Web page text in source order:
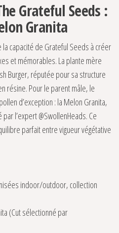
Grateful Seeds :
Granita
la capacité de Grateful Seeds à créer
et mémorables. La plante mère
Burger, réputée pour sa structure
résine. Pour le parent mâle, le
d’exception : la Melon Granita,
l’expert @SwollenHeads. Ce
parfait entre vigueur végétative
indoor/outdoor, collection
(Cut sélectionné par